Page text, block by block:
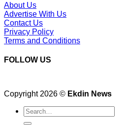
About Us
Advertise With Us
Contact Us
Privacy Policy
Terms and Conditions
FOLLOW US
Copyright 2026 © Ekdin News